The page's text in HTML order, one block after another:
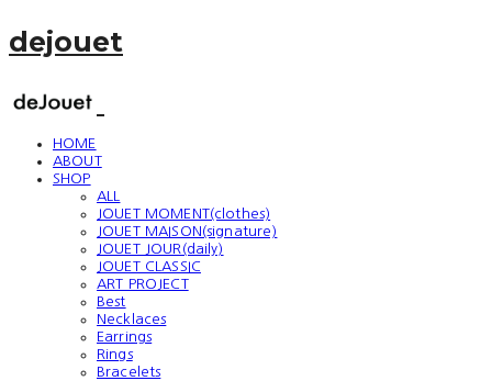
dejouet
HOME
ABOUT
SHOP
ALL
JOUET MOMENT(clothes)
JOUET MAISON(signature)
JOUET JOUR(daily)
JOUET CLASSIC
ART PROJECT
Best
Necklaces
Earrings
Rings
Bracelets